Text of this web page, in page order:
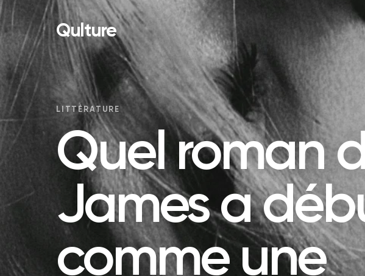
Qulture
LITTÉRATURE
Quel roman
James a
comme une